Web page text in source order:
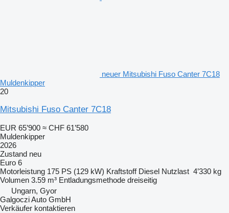
neuer Mitsubishi Fuso Canter 7C18
Muldenkipper
20
Mitsubishi Fuso Canter 7C18
EUR 65’900 ≈ CHF 61’580
Muldenkipper
2026
Zustand neu
Euro 6
Motorleistung 175 PS (129 kW) Kraftstoff Diesel Nutzlast 4’330 kg
Volumen 3.59 m³ Entladungsmethode dreiseitig
Ungarn, Gyor
Galgoczi Auto GmbH
Verkäufer kontaktieren